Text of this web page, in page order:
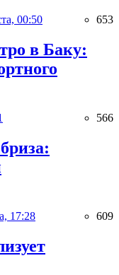
00:50 653
в Баку:
566
17:28 609